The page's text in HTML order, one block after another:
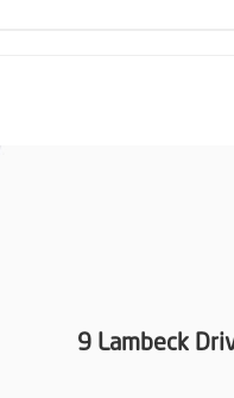
9 Lambeck